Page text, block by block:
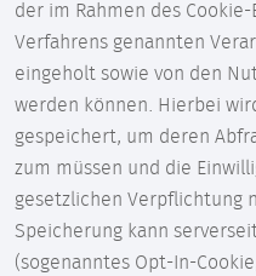
der im Rahmen des
Verfahrens genannten
eingeholt sowie von den
werden können. Hierbei
gespeichert, um deren
zum müssen und die
gesetzlichen Verpflichtung
Speicherung kann
(sogenanntes Opt-In-